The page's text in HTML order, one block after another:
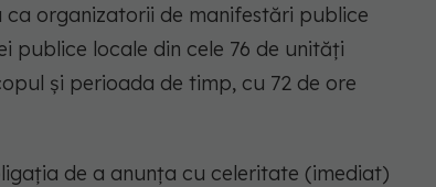
organizatorii de manifestări publice
publice locale din cele 76 de unități
și perioada de timp, cu 72 de ore
de a anunța cu celeritate (imediat)